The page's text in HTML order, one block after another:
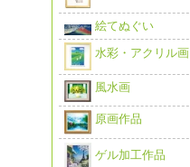
絵てぬぐい
水彩・アクリル画
風水画
原画作品
ゲル加工作品